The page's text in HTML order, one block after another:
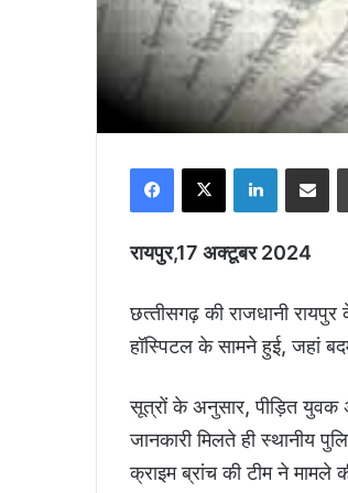
Facebook
X LinkedIn
Share
रायपुर,17 अक्टूबर 2024
छत्‍तीसगढ़ की राजधानी
हॉस्पिटल के सामने हुई, जहां
सूत्रों के अनुसार, पीड़ित युवक
जानकारी मिलते ही स्थानीय
क्राइम ब्रांच की टीम ने